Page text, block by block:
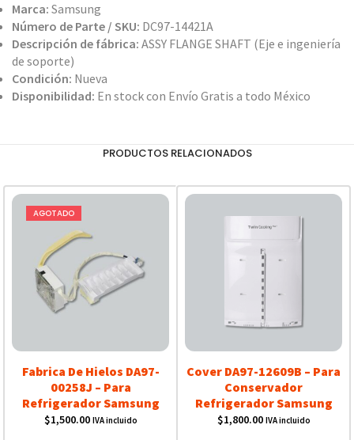
Marca: Samsung
Número de Parte / SKU: DC97-14421A
Descripción de fábrica: ASSY FLANGE SHAFT (Eje e ingeniería
de soporte)
Condición: Nueva
Disponibilidad: En stock con Envío Gratis a todo México
PRODUCTOS RELACIONADOS
AGOTADO
Fabrica De Hielos DA97-
00258J – Para
Refrigerador Samsung
$1,500.00 IVA incluido
Cover DA97-12609B – Para
Conservador
Refrigerador Samsung
$1,800.00 IVA incluido